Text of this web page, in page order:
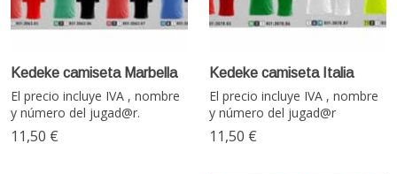
Kedeke camiseta Marbella
El precio incluye IVA , nombre
y número del jugad@r.
11,50 €
Kedeke camiseta Italia
El precio incluye IVA , nombre
y número del jugad@r
11,50 €